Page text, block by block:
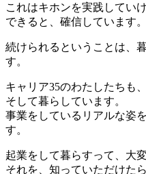
これはキホンを実践してい
できると、確信しています。
続けられるということは、
す。
キャリア35のわたしたちも
そして暮らしています。
事業をしているリアルな姿
す。
起業をして暮らすって、大
それを、知っていただけた